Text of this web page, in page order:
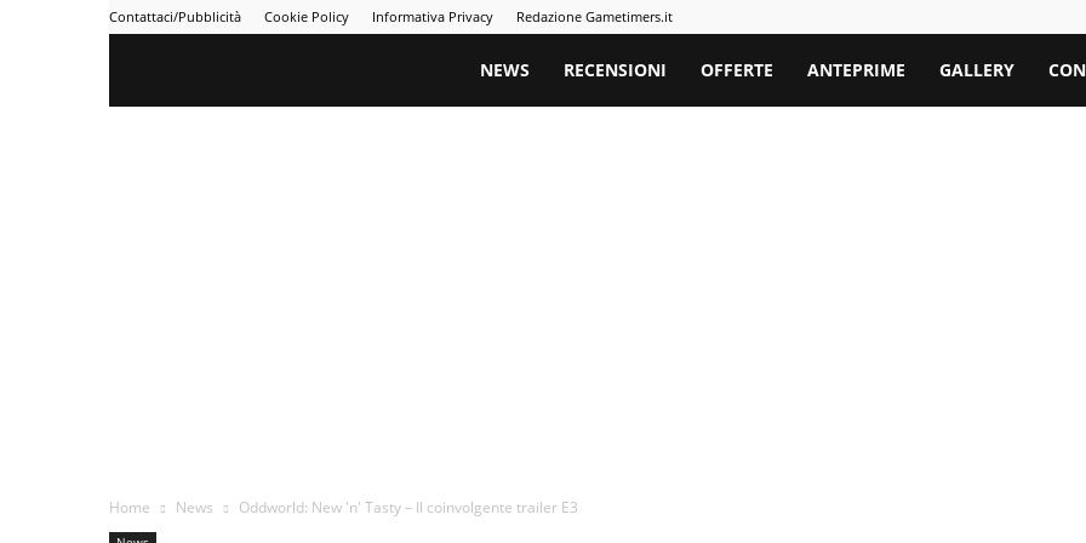
Contattaci/Pubblicità Cookie Policy Informativa Privacy Redazione Gametimers.it
Gametimers
NEWS RECENSIONI OFFERTE ANTEPRIME GALLERY
Home News Oddworld: New 'n' Tasty – Il coinvolgente trailer E3